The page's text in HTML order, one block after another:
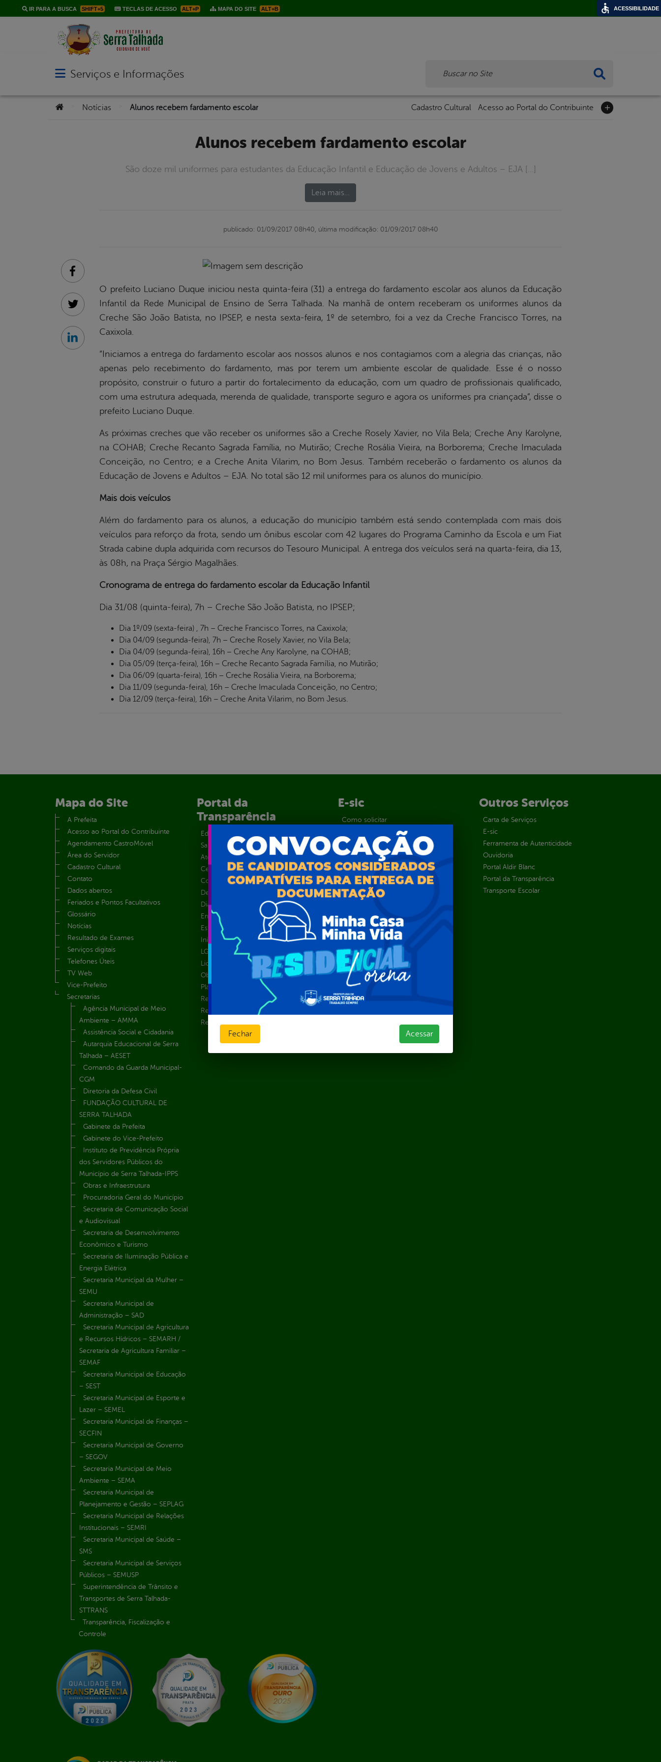
IR PARA A BUSCA SHIFT+5 TECLAS DE ACESSO ALT+P MAPA DO SITE ALT+B
Abrir menu principal de navegação
Serviços e Informações
Você está aqui:
Notícias Alunos recebem fardamento escolar Cadastro Cultural Acesso ao Portal do Contribuinte
Alunos recebem fardamento escolar
São doze mil uniformes para estudantes da Educação Infantil e Educação de Jovens e Adultos – EJA […]
Leia mais…
publicado: 01/09/2017 08h40, última modificação: 01/09/2017 08h40
O prefeito Luciano Duque iniciou nesta quinta-feira (31) a entrega do fardamento escolar aos alunos da Educação
Infantil da Rede Municipal de Ensino de Serra Talhada. Na manhã de ontem receberam os uniformes alunos da
Creche São João Batista, no IPSEP, e nesta sexta-feira, 1º de setembro, foi a vez da Creche Francisco Torres, na
Caxixola.
“Iniciamos a entrega do fardamento escolar aos nossos alunos e nos contagiamos com a alegria das crianças, não
apenas pelo recebimento do fardamento, mas por terem um ambiente escolar de qualidade. Esse é o nosso
propósito, construir o futuro a partir do fortalecimento da educação, com um quadro de profissionais qualificado,
com uma estrutura adequada, merenda de qualidade, transporte seguro e agora os uniformes pra criançada”, disse o
prefeito Luciano Duque.
As próximas creches que vão receber os uniformes são a Creche Rosely Xavier, no Vila Bela; Creche Any Karolyne,
na COHAB; Creche Recanto Sagrada Família, no Mutirão; Creche Rosália Vieira, na Borborema; Creche Imaculada
Conceição, no Centro; e a Creche Anita Vilarim, no Bom Jesus. Também receberão o fardamento os alunos da
Educação de Jovens e Adultos – EJA. No total são 12 mil uniformes para os alunos do município.
Mais dois veículos
Além do fardamento para os alunos, a educação do município também está sendo contemplada com mais dois
veículos para reforço da frota, sendo um ônibus escolar com 42 lugares do Programa Caminho da Escola e um Fiat
Strada cabine dupla adquirida com recursos do Tesouro Municipal. A entrega dos veículos será na quarta-feira, dia 13,
às 08h, na Praça Sérgio Magalhães.
Cronograma de entrega do fardamento escolar da Educação Infantil
Dia 31/08 (quinta-feira), 7h – Creche São João Batista, no IPSEP;
Dia 1º/09 (sexta-feira) , 7h – Creche Francisco Torres, na Caxixola;
Dia 04/09 (segunda-feira), 7h – Creche Rosely Xavier, no Vila Bela;
Dia 04/09 (segunda-feira), 16h – Creche Any Karolyne, na COHAB;
Dia 05/09 (terça-feira), 16h – Creche Recanto Sagrada Família, no Mutirão;
Dia 06/09 (quarta-feira), 16h – Creche Rosália Vieira, na Borborema;
Dia 11/09 (segunda-feira), 16h – Creche Imaculada Conceição, no Centro;
Dia 12/09 (terça-feira), 16h – Creche Anita Vilarim, no Bom Jesus.
Facebook
Twitter
Linkedin
Mapa do Site
A Prefeita
Acesso ao Portal do Contribuinte
Agendamento CastroMóvel
Área do Servidor
Cadastro Cultural
Contato
Dados abertos
Feriados e Pontos Facultativos
Glossário
Notícias
Resultado de Exames
Serviços digitais
Telefones Úteis
TV Web
Vice-Prefeito
Secretarias
Agência Municipal de Meio
Ambiente – AMMA
Assistência Social e Cidadania
Autarquia Educacional de Serra
Talhada – AESET
Comando da Guarda Municipal-
CGM
Diretoria da Defesa Civil
FUNDAÇÃO CULTURAL DE
SERRA TALHADA
Gabinete da Prefeita
Gabinete do Vice-Prefeito
Instituto de Previdência Própria
dos Servidores Públicos do
Município de Serra Talhada-IPPS
Obras e Infraestrutura
Procuradoria Geral do Município
Secretaria de Comunicação Social
e Audiovisual
Secretaria de Desenvolvimento
Econômico e Turismo
Secretaria de Iluminação Pública e
Energia Elétrica
Secretaria Municipal da Mulher –
SEMU
Secretaria Municipal de
Administração – SAD
Secretaria Municipal de Agricultura
e Recursos Hídricos – SEMARH /
Secretaria de Agricultura Familiar –
SEMAF
Secretaria Municipal de Educação
– SEST
Secretaria Municipal de Esporte e
Lazer – SEMEL
Secretaria Municipal de Finanças –
SECFIN
Secretaria Municipal de Governo
– SEGOV
Secretaria Municipal de Meio
Ambiente – SEMA
Secretaria Municipal de
Planejamento e Gestão – SEPLAG
Secretaria Municipal de Relações
Institucionais – SEMRI
Secretaria Municipal de Saúde –
SMS
Secretaria Municipal de Serviços
Públicos – SEMUSP
Superintendência de Trânsito e
Transportes de Serra Talhada-
STTRANS
Transparência, Fiscalização e
Controle
Portal da
Transparência
Educação
Saúde
Atos normativos
Central de Dúvidas
Convênios e Transferências
Despesas
Diárias
Emendas parlamentares
Estrutura Organizacional
Inicio
LGPD e Governo Digital
Licitações e Contratos
Obras Públicas
Planejamento e Prestação de Contas
Receitas
Recursos Humanos
Renúncias de Receitas
E-sic
Como solicitar
Consulte sua Solicitação
Decretos
Estatísticas
Formulários
Prazos e autoridades
Sic Físico
Solicitar Recurso
Solicitar um pedido
Outros Serviços
Carta de Serviços
E-sic
Ferramenta de Autenticidade
Ouvidoria
Portal Aldir Blanc
Portal da Transparência
Transporte Escolar
Fechar Acessar
ACESSIBILIDADE